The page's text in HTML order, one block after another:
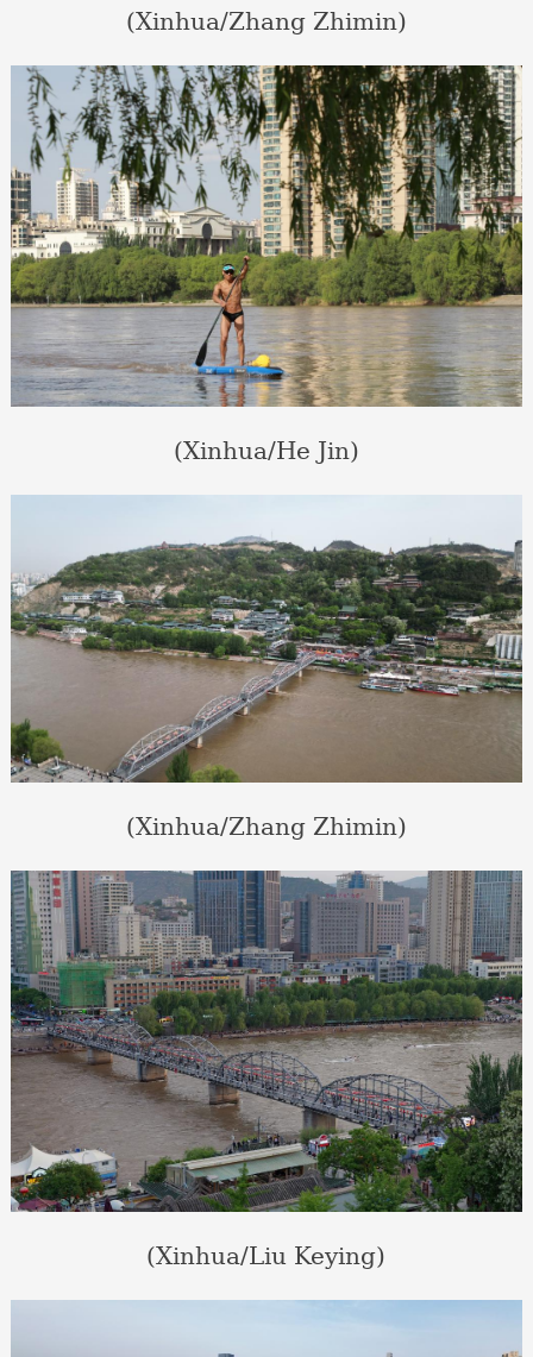
(Xinhua/Zhang Zhimin)
(Xinhua/He Jin)
(Xinhua/Zhang Zhimin)
(Xinhua/Liu Keying)